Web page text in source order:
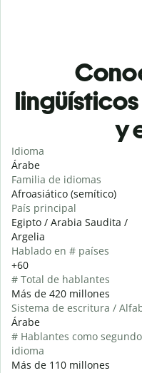
y
Idioma
Árabe
Familia de idiomas
Afroasiático (semítico)
País principal
Egipto / Arabia Saudita /
Argelia
Hablado en # países
+60
# Total de hablantes
Más de 420 millones
Sistema de escritura /
Árabe
# Hablantes como segundo
idioma
Más de 110 millones